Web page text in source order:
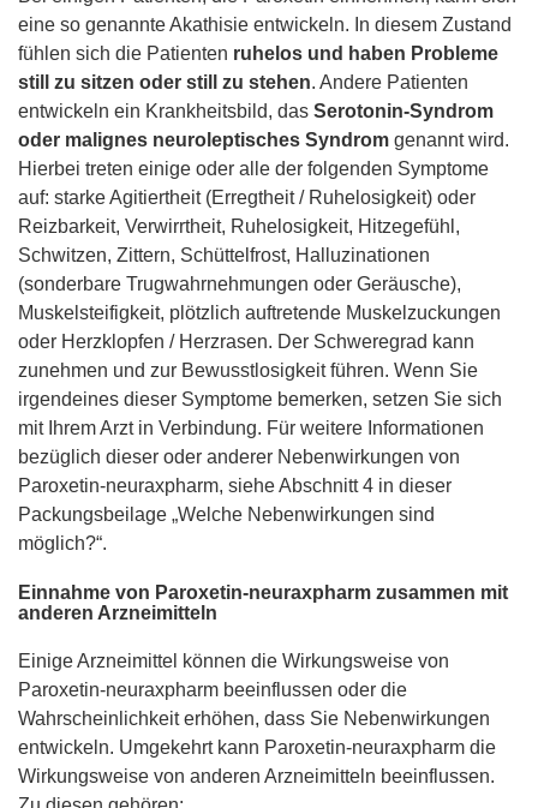
eine so genannte Akathisie entwickeln. In diesem Zustand
fühlen sich die Patienten ruhelos und haben Probleme
still zu sitzen oder still zu stehen. Andere Patienten
entwickeln ein Krankheitsbild, das Serotonin-Syndrom
oder malignes neuroleptisches Syndrom genannt wird.
Hierbei treten einige oder alle der folgenden Symptome
auf: starke Agitiertheit (Erregtheit / Ruhelosigkeit) oder
Reizbarkeit, Verwirrtheit, Ruhelosigkeit, Hitzegefühl,
Schwitzen, Zittern, Schüttelfrost, Halluzinationen
(sonderbare Trugwahrnehmungen oder Geräusche),
Muskelsteifigkeit, plötzlich auftretende Muskelzuckungen
oder Herzklopfen / Herzrasen. Der Schweregrad kann
zunehmen und zur Bewusstlosigkeit führen. Wenn Sie
irgendeines dieser Symptome bemerken, setzen Sie sich
mit Ihrem Arzt in Verbindung. Für weitere Informationen
bezüglich dieser oder anderer Nebenwirkungen von
Paroxetin-neuraxpharm, siehe Abschnitt 4 in dieser
Packungsbeilage „Welche Nebenwirkungen sind
möglich?“.
Einnahme von Paroxetin-neuraxpharm zusammen mit
anderen Arzneimitteln
Einige Arzneimittel können die Wirkungsweise von
Paroxetin-neuraxpharm beeinflussen oder die
Wahrscheinlichkeit erhöhen, dass Sie Nebenwirkungen
entwickeln. Umgekehrt kann Paroxetin-neuraxpharm die
Wirkungsweise von anderen Arzneimitteln beeinflussen.